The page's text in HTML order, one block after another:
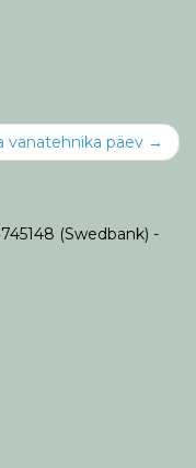
vanatehnika päev →
(Swedbank) -